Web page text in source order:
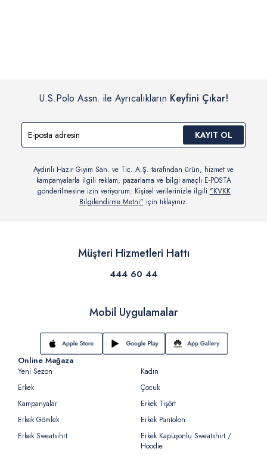
U.S.Polo Assn. ile Ayrıcalıkların Keyfini Çıkar!
KAYIT OL
Aydınlı Hazır Giyim San. ve Tic. A.Ş. tarafından ürün, hizmet ve
kampanyalarla ilgili reklam, pazarlama ve bilgi amaçlı E-POSTA
gönderilmesine izin veriyorum. Kişisel verilerinizle ilgili "KVKK
Bilgilendirme Metni" için tıklayınız.
Müşteri Hizmetleri Hattı
444 60 44
Mobil Uygulamalar
Online Mağaza
Yeni Sezon
Kadın
Erkek
Çocuk
Kampanyalar
Erkek Tişört
Erkek Gömlek
Erkek Pantolon
Erkek Sweatsihrt
Erkek Kapüşonlu Sweatshirt /
Hoodie